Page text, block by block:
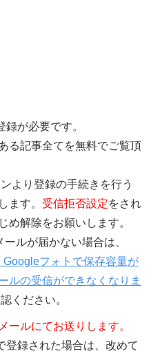
が必要です。
る記事全てを無料でご覧頂
より登録の手続きを行う
ます。 受信拒否設定をされ
め解除をお願いします。
ールが届かない場合は、
フォトで保存容量が
ルの受信ができなくなりま
ください。
ールにてお送りします。
登録された場合は、改めて